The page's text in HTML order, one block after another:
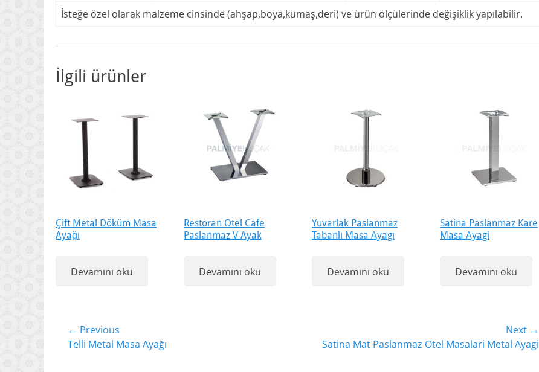
İsteğe özel olarak malzeme cinsinde (ahşap,boya,kumaş,deri) ve ürün ölçülerinde değişiklik yapılabilir.
İlgili ürünler
Çift Metal Döküm Masa
Ayağı
Devamını oku
Restoran Otel Cafe
Paslanmaz V Ayak
Devamını oku
Yuvarlak Paslanmaz
Tabanlı Masa Ayagı
Devamını oku
Satina Paslanmaz Kare
Masa Ayagi
Devamını oku
Yazı
gezinmesi
← Previous
Previous
Telli Metal Masa Ayağı
Next →
NextSatina Mat Paslanmaz Otel Masalari Metal Ayagi